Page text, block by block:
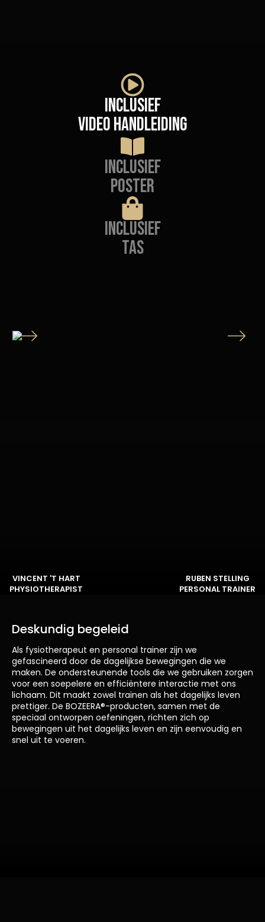
Inclusief
Video handleiding
Inclusief
Poster
Inclusief
Tas
VINCENT 'T HART
PHYSIOTHERAPIST
RUBEN STELLING
PERSONAL TRAINER
Deskundig begeleid
Als fysiotherapeut en personal trainer zijn we
gefascineerd door de dagelijkse bewegingen die we
maken. De ondersteunende tools die we gebruiken zorgen
voor een soepelere en efficiëntere interactie met ons
lichaam. Dit maakt zowel trainen als het dagelijks leven
prettiger. De BOZEERA®-producten, samen met de
speciaal ontworpen oefeningen, richten zich op
bewegingen uit het dagelijks leven en zijn eenvoudig en
snel uit te voeren.